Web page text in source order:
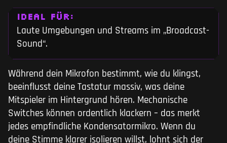
IDEAL FÜR:
Laute Umgebungen und Streams im „Broadcast-
Sound“.
Während dein Mikrofon bestimmt, wie du klingst,
beeinflusst deine Tastatur massiv, was deine
Mitspieler im Hintergrund hören. Mechanische
Switches können ordentlich klackern – das merkt
jedes empfindliche Kondensatormikro. Wenn du
deine Stimme klarer isolieren willst, lohnt sich der